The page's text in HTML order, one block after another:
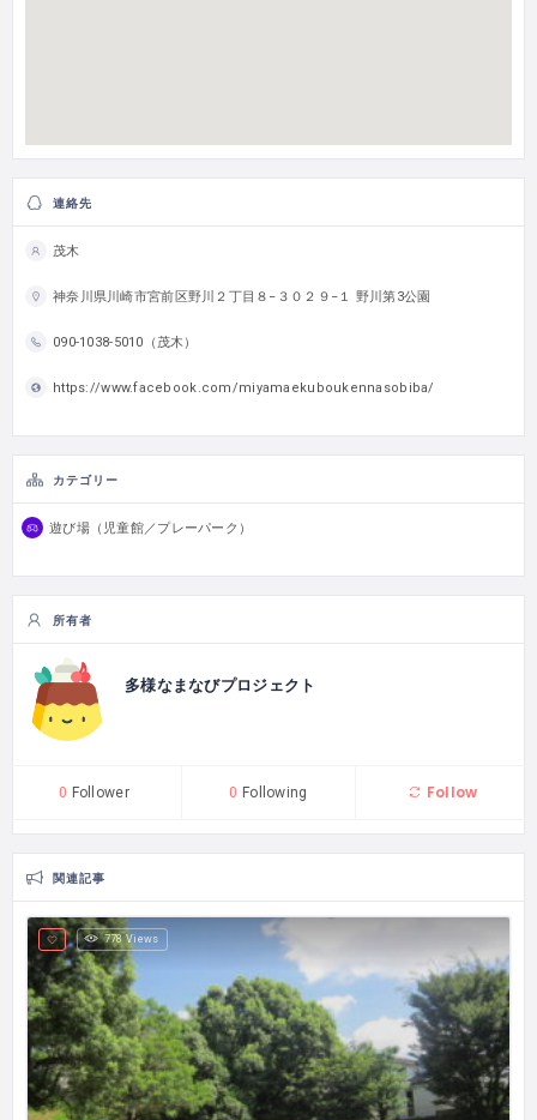
連絡先
茂木
神奈川県川崎市宮前区野川２丁目８−３０２９−１ 野川第3公園
090-1038-5010（茂木）
https://www.facebook.com/miyamaekuboukennasobiba/
カテゴリー
遊び場（児童館／プレーパーク）
所有者
多様なまなびプロジェクト
0 Follower 0 Following Follow
関連記事
778 Views